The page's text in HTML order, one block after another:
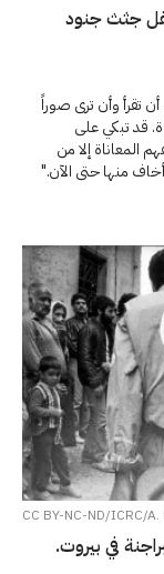
تنقل جثث جنود
تقرأ وأن ترى صوراً
قد تبكي على
المعاناة إلا من
منها حتى الآن."
CC BY-NC-ND/ICRC/